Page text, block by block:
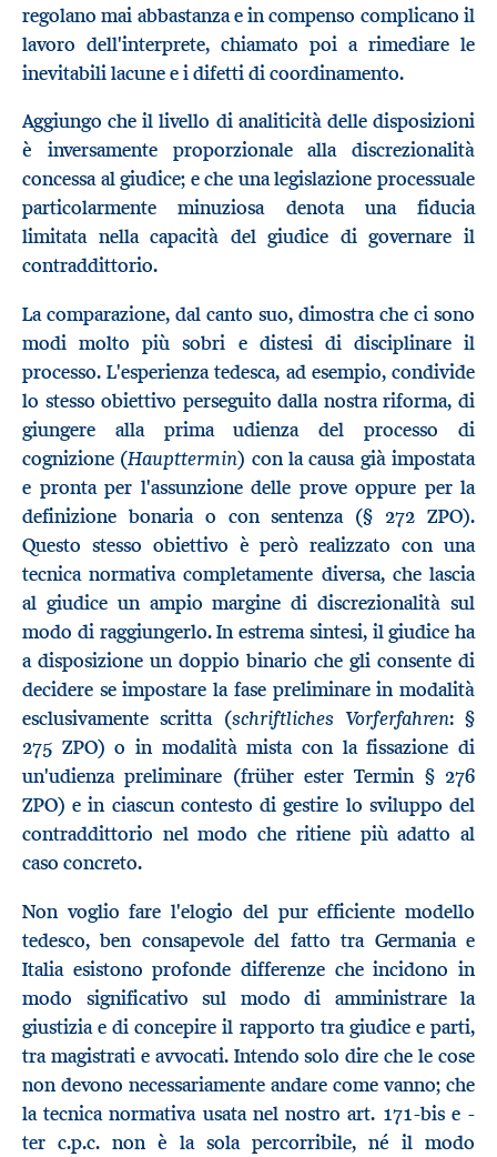
regolano mai abbastanza e in compenso complicano il
lavoro dell'interprete, chiamato poi a rimediare le
inevitabili lacune e i difetti di coordinamento.
Aggiungo che il livello di analiticità delle disposizioni
è inversamente proporzionale alla discrezionalità
concessa al giudice; e che una legislazione processuale
particolarmente minuziosa denota una fiducia
limitata nella capacità del giudice di governare il
contraddittorio.
La comparazione, dal canto suo, dimostra che ci sono
modi molto più sobri e distesi di disciplinare il
processo. L'esperienza tedesca, ad esempio, condivide
lo stesso obiettivo perseguito dalla nostra riforma, di
giungere alla prima udienza del processo di
cognizione (Haupttermin) con la causa già impostata
e pronta per l'assunzione delle prove oppure per la
definizione bonaria o con sentenza (§ 272 ZPO).
Questo stesso obiettivo è però realizzato con una
tecnica normativa completamente diversa, che lascia
al giudice un ampio margine di discrezionalità sul
modo di raggiungerlo. In estrema sintesi, il giudice ha
a disposizione un doppio binario che gli consente di
decidere se impostare la fase preliminare in modalità
esclusivamente scritta (schriftliches Vorferfahren: §
275 ZPO) o in modalità mista con la fissazione di
un'udienza preliminare (früher ester Termin § 276
ZPO) e in ciascun contesto di gestire lo sviluppo del
contraddittorio nel modo che ritiene più adatto al
caso concreto.
Non voglio fare l'elogio del pur efficiente modello
tedesco, ben consapevole del fatto tra Germania e
Italia esistono profonde differenze che incidono in
modo significativo sul modo di amministrare la
giustizia e di concepire il rapporto tra giudice e parti,
tra magistrati e avvocati. Intendo solo dire che le cose
non devono necessariamente andare come vanno; che
la tecnica normativa usata nel nostro art. 171-bis e -
ter c.p.c. non è la sola percorribile, né il modo